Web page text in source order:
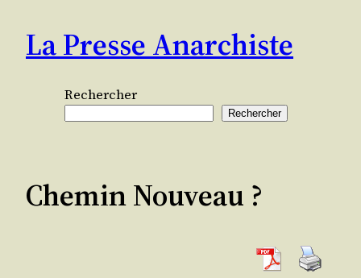
contenu
La Presse Anarchiste
Rechercher
Rechercher
Chemin Nouveau ?